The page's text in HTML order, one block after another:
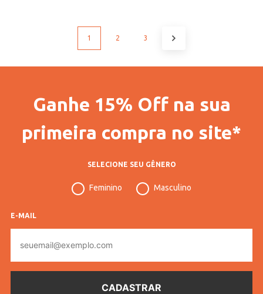
1 2 3
Ganhe 15% Off na sua
primeira compra no site*
SELECIONE SEU GÊNERO
Feminino Masculino
E-MAIL
mail